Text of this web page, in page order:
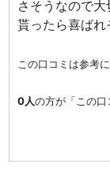
さそうなので
貰ったら喜ばれ
この口コミは参考
0人の方が「この口